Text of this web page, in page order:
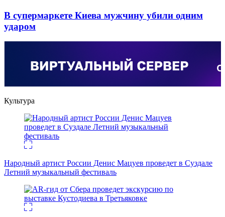
В супермаркете Киева мужчину убили одним
ударом
Культура
Народный артист России Денис Мацуев проведет в Суздале
Летний музыкальный фестиваль